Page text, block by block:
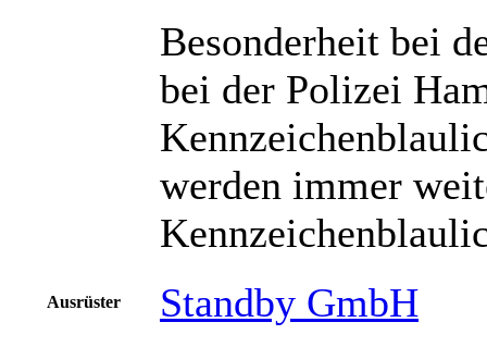
Besonderheit bei
bei der Polizei
werden immer
Ausrüster Standby GmbH